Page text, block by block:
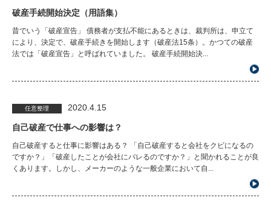
破産手続開始決定（用語集）
昔でいう「破産宣告」 債務者が支払不能にあるときは、裁判所は、申立て
により、決定で、破産手続きを開始します（破産法15条）。かつての破産
法では「破産宣告」と呼ばれていました。 破産手続開始決...
任意整理 2020.4.15
自己破産で仕事への影響は？
自己破産すると仕事に影響はある？ 「自己破産すると会社をクビになるの
ですか？」「破産したことが会社にバレるのですか？」と聞かれることが良
くあります。しかし、メーカーのような一般企業において自...